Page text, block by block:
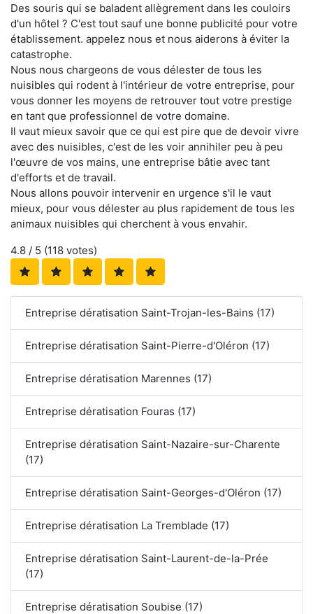
Des souris qui se baladent allègrement dans les couloirs
d'un hôtel ? C'est tout sauf une bonne publicité pour votre
établissement. appelez nous et nous aiderons à éviter la
catastrophe.
Nous nous chargeons de vous délester de tous les
nuisibles qui rodent à l'intérieur de votre entreprise, pour
vous donner les moyens de retrouver tout votre prestige
en tant que professionnel de votre domaine.
Il vaut mieux savoir que ce qui est pire que de devoir vivre
avec des nuisibles, c'est de les voir annihiler peu à peu
l'œuvre de vos mains, une entreprise bâtie avec tant
d'efforts et de travail.
Nous allons pouvoir intervenir en urgence s'il le vaut
mieux, pour vous délester au plus rapidement de tous les
animaux nuisibles qui cherchent à vous envahir.
4.8 / 5 (118 votes)
Entreprise dératisation Saint-Trojan-les-Bains (17)
Entreprise dératisation Saint-Pierre-d'Oléron (17)
Entreprise dératisation Marennes (17)
Entreprise dératisation Fouras (17)
Entreprise dératisation Saint-Nazaire-sur-Charente
(17)
Entreprise dératisation Saint-Georges-d'Oléron (17)
Entreprise dératisation La Tremblade (17)
Entreprise dératisation Saint-Laurent-de-la-Prée
(17)
Entreprise dératisation Soubise (17)